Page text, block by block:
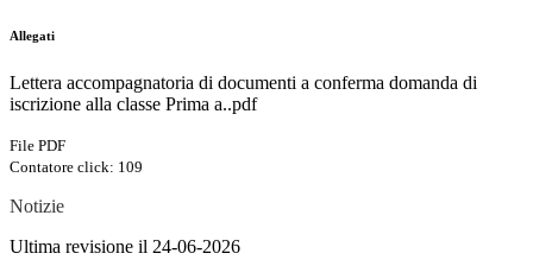
Allegati
Lettera accompagnatoria di documenti a conferma domanda di
iscrizione alla classe Prima a..pdf
File PDF
Contatore click: 109
Notizie
Ultima revisione il 24-06-2026